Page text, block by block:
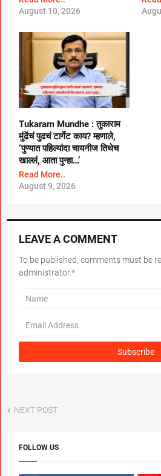
August 10, 2026
Tukaram Mundhe : तुकाराम
मुंढेंचं पुढचं टार्गेट काय? म्हणाले,
‘पुण्यात पहिल्यांदा चायनीज तिथेच
खाल्लं, आता पुन्हा…’
Read More..
August 9, 2026
LEAVE A COMMENT
To be published, comments must be
administrator.*
NEXT POST
FOLLOW US